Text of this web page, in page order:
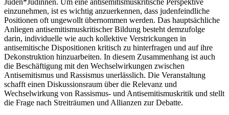
Juden*Jüdinnen. Um eine antisemitismuskritische Perspektive
einzunehmen, ist es wichtig anzuerkennen, dass judenfeindliche
Positionen oft ungewollt übernommen werden. Das hauptsächliche
Anliegen antisemitismuskritischer Bildung besteht demzufolge
darin, individuelle wie auch kollektive Verstrickungen in
antisemitische Dispositionen kritisch zu hinterfragen und auf ihre
Dekonstruktion hinzuarbeiten. In diesem Zusammenhang ist auch
die Beschäftigung mit den Wechselwirkungen zwischen
Antisemitismus und Rassismus unerlässlich. Die Veranstaltung
schafft einen Diskussionsraum über die Relevanz und
Wechselwirkung von Rassismus- und Antisemitismuskritik und stellt
die Frage nach Streiträumen und Allianzen zur Debatte.